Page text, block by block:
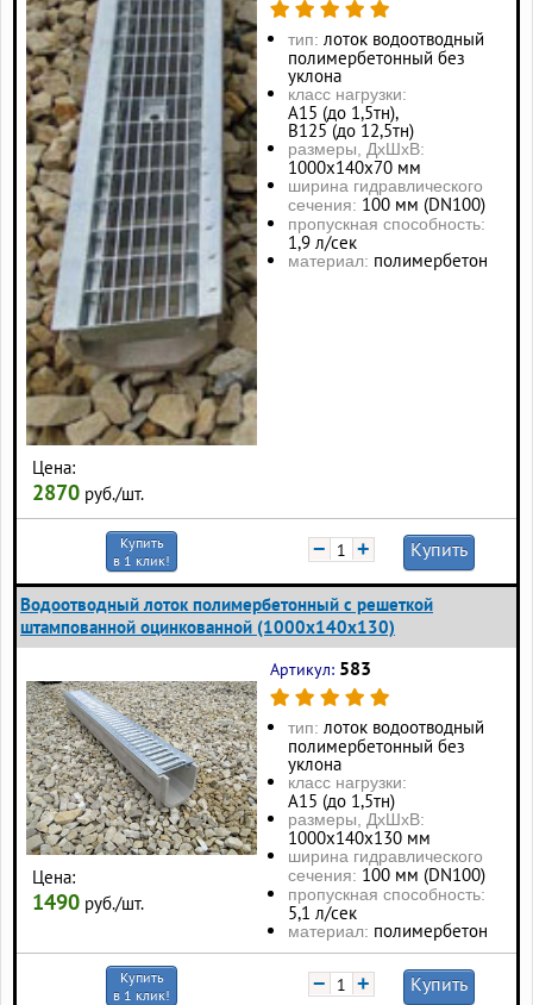
Цена:
2870 руб./шт.
тип: лоток водоотводный
полимербетонный без
уклона
класс нагрузки:
А15 (до 1,5тн),
В125 (до 12,5тн)
размеры, ДхШхВ:
1000х140х70 мм
ширина гидравлического
сечения: 100 мм (DN100)
пропускная способность:
1,9 л/сек
материал: полимербетон
Купить
в 1 клик!
− + Купить
Водоотводный лоток полимербетонный с решеткой
штампованной оцинкованной (1000x140x130)
Цена:
1490 руб./шт.
Артикул: 583
тип: лоток водоотводный
полимербетонный без
уклона
класс нагрузки:
А15 (до 1,5тн)
размеры, ДхШхВ:
1000х140х130 мм
ширина гидравлического
сечения: 100 мм (DN100)
пропускная способность:
5,1 л/сек
материал: полимербетон
Купить
в 1 клик!
− + Купить